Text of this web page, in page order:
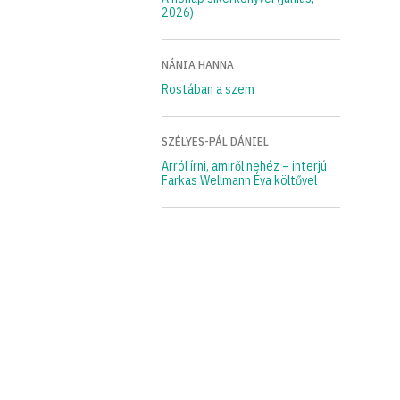
2026)
NÁNIA HANNA
Rostában a szem
SZÉLYES-PÁL DÁNIEL
Arról írni, amiről nehéz – interjú
Farkas Wellmann Éva költővel